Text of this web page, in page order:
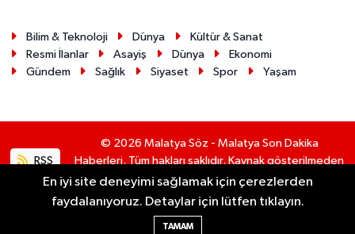
Bilim & Teknoloji Dünya
Kültür & Sanat
Resmi İlanlar
Asayiş Dünya
Ekonomi
Gündem
Sağlık Siyaset Spor Yaşam
RSS
© 2026 Malatya Söz - Malatya Son Dakika
Haberleri. Tüm hakları saklıdır. Kaynak gösterilmeden
alıntı yapılamaz.
Haber Yazılımı:
En iyi site deneyimi sağlamak için çerezlerden
faydalanıyoruz. Detaylar için lütfen tıklayın.
TAMAM